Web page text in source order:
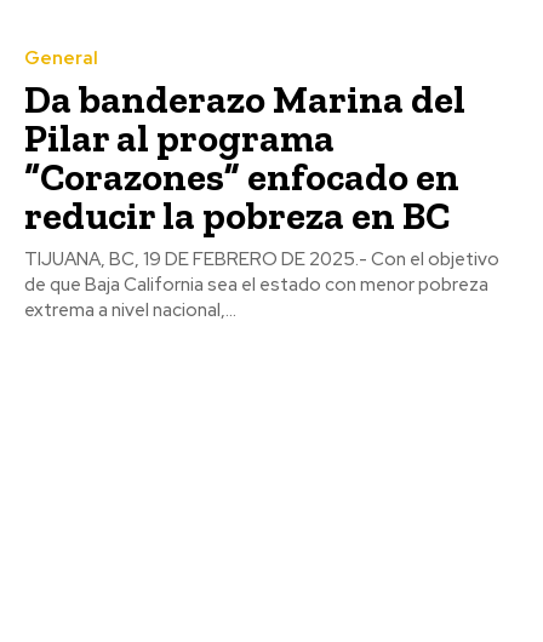
General
Da banderazo Marina del
Pilar al programa
“Corazones” enfocado en
reducir la pobreza en BC
TIJUANA, BC, 19 DE FEBRERO DE 2025.- Con el objetivo
de que Baja California sea el estado con menor pobreza
extrema a nivel nacional,...